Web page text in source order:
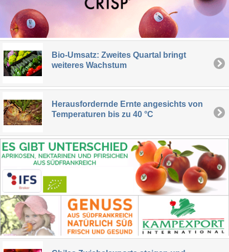
Bio-Umsatz: Zweites Quartal bringt
weiteres Wachstum
Herausfordernde Ernte angesichts von
Temperaturen bis zu 40 °C